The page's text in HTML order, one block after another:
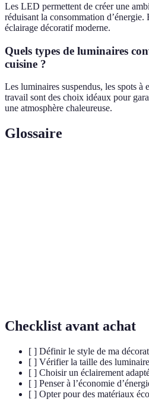
Les LED permettent de créer une
réduisant la consommation d’énergie.
éclairage décoratif moderne.
Quels types de luminaires
cuisine ?
Les luminaires suspendus, les spots à
travail sont des choix idéaux pour
une atmosphère chaleureuse.
Glossaire
Checklist avant achat
[ ] Définir le style de ma
[ ] Vérifier la taille des
[ ] Choisir un éclairement
[ ] Penser à l’économie
[ ] Opter pour des matériaux